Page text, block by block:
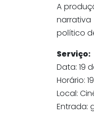
A
político
Serviço:
Data: 19
Horário:
Local:
Entrada: